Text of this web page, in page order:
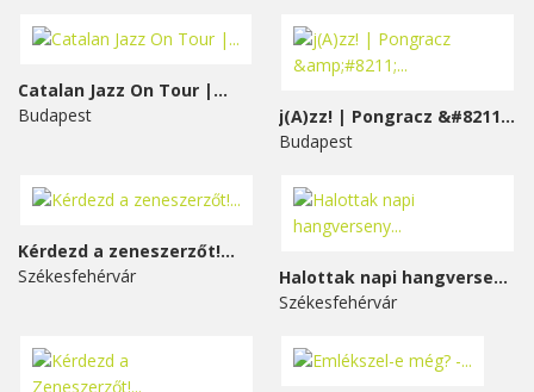
Catalan Jazz On Tour |...
Budapest
j(A)zz! | Pongracz &#8211;...
Budapest
Kérdezd a zeneszerzőt!...
Székesfehérvár
Halottak napi hangverseny...
Székesfehérvár